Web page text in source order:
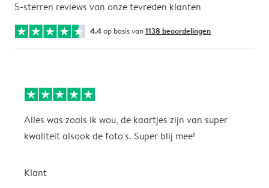
5-sterren reviews van onze tevreden klanten
4.4op basis van 1138 beoordelingen
Alles was zoals ik wou, de kaartjes zijn van super
kwaliteit alsook de foto's. Super blij mee!
Klant